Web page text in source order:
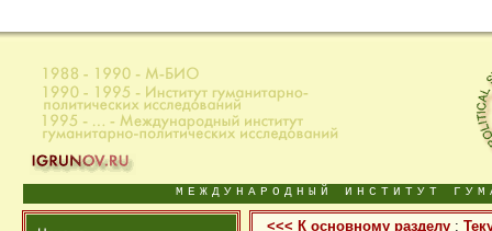
МЕЖДУНАРОДНЫЙ ИНСТИТУТ
<<< К основному разделу: